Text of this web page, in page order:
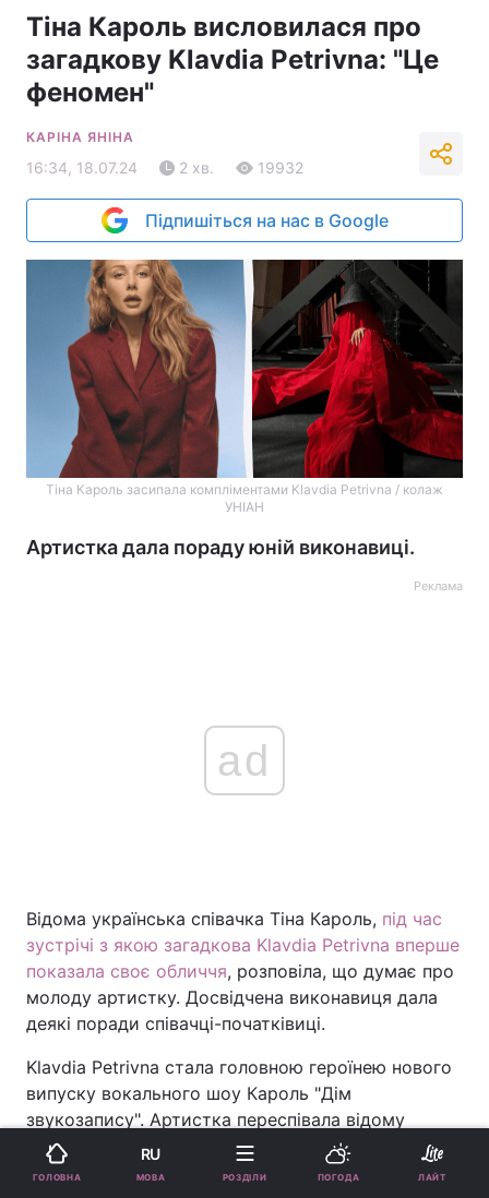
Тіна Кароль висловилася про
загадкову Klavdia Petrivna: "Це
феномен"
КАРІНА ЯНІНА
16:34, 18.07.24 2 хв. 19932
Підпишіться на нас в Google
Тіна Кароль засипала компліментами Klavdia Petrivna / колаж
УНІАН
Артистка дала пораду юній виконавиці.
Реклама
ad
Відома українська співачка Тіна Кароль, під час
зустрічі з якою загадкова Klavdia Petrivna вперше
показала своє обличчя, розповіла, що думає про
молоду артистку. Досвідчена виконавиця дала
деякі поради співачці-початківиці.
Klavdia Petrivna стала головною героїнею нового
випуску вокального шоу Кароль "Дім
звукозапису". Артистка переспівала відому
пісню "Намалюй мені ніч", і тепер вона зазвучала
по-новому.
ГОЛОВНА
RU
МОВА РОЗДІЛИ ПОГОДА ЛАЙТ